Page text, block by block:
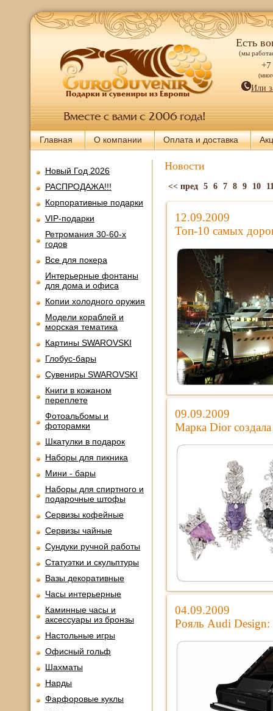
Есть
(мы
+7
Или
Главная О компании Оплата и доставка
Новый Год 2026
РАСПРОДАЖА!!!
Корпоративные подарки
VIP-подарки
Ретромания 30-60-х
годов
Все для покера
Интерьерные фонтаны
для дома и офиса
Копии холодного оружия
Модели кораблей и
морская тематика
Картины SWAROVSKI
Глобус-бары
Сувениры SWAROVSKI
Книги в кожаном
переплете
Фотоальбомы и
фоторамки
Шкатулки в подарок
Наборы для пикника
Мини - бары
Наборы для спиртного и
подарочные штофы
Сервизы кофейные
Сервизы чайные
Сундуки ручной работы
Статуэтки и скульптуры
Вазы декоративные
Часы интерьерные
Каминные часы и
аксессуары из бронзы
Настольные игры
Офисный гольф
Шахматы
Нарды
Фарфоровые куклы
Новости
<< пред 5 6 7 8 9 10
12.09.2009
Топ-10 самых
09.09.2009
Марка Dior
04.09.2009
Рояль Audi Design: